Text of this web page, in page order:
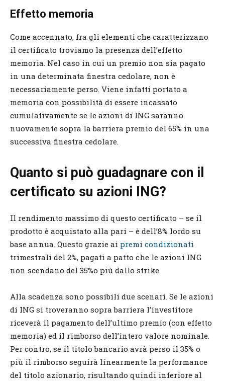
Effetto memoria
Come accennato, fra gli elementi che caratterizzano
il certificato troviamo la presenza dell’effetto
memoria. Nel caso in cui un premio non sia pagato
in una determinata finestra cedolare, non è
necessariamente perso. Viene infatti portato a
memoria con possibilità di essere incassato
cumulativamente se le azioni di ING saranno
nuovamente sopra la barriera premio del 65% in una
successiva finestra cedolare.
Quanto si può guadagnare con il
certificato su azioni ING?
Il rendimento massimo di questo certificato – se il
prodotto è acquistato alla pari – è dell’8% lordo su
base annua. Questo grazie ai premi condizionati
trimestrali del 2%, pagati a patto che le azioni ING
non scendano del 35%o più dallo strike.
Alla scadenza sono possibili due scenari. Se le azioni
di ING si troveranno sopra barriera l’investitore
riceverà il pagamento dell’ultimo premio (con effetto
memoria) ed il rimborso dell’intero valore nominale.
Per contro, se il titolo bancario avrà perso il 35% o
più il rimborso seguirà linearmente la performance
del titolo azionario, risultando quindi inferiore al